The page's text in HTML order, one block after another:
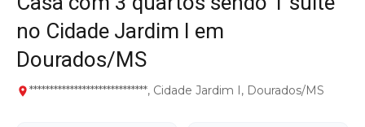
no Cidade Jardim I em
Dourados/MS
*****************************, Cidade Jardim I, Dourados/MS